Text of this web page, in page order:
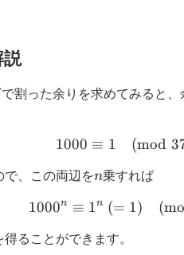
説
で割った余りを求めてみると、
1000
1000 ≡ 1 (mod
で、この両辺をn
n乗すれば
1000^n
1000n ≡ 1n (= 1) (
ることができます。